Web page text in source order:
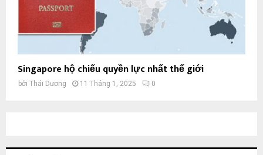
Singapore hộ chiếu quyền lực nhất thế giới
bởi Thái Dương 11 Tháng 1, 2025 0